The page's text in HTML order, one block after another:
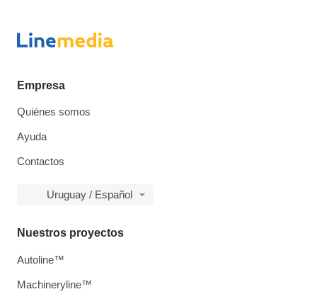
Empresa
Quiénes somos
Ayuda
Contactos
Uruguay / Español
Nuestros proyectos
Autoline™
Machineryline™